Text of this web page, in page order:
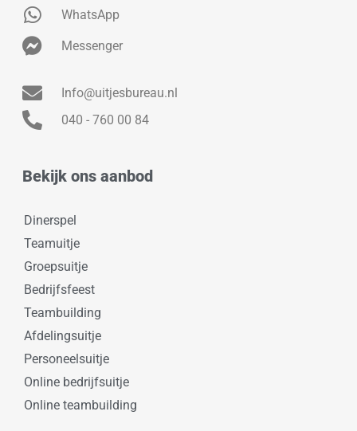
WhatsApp
Messenger
Info@uitjesbureau.nl
040 - 760 00 84
Bekijk ons aanbod
Dinerspel
Teamuitje
Groepsuitje
Bedrijfsfeest
Teambuilding
Afdelingsuitje
Personeelsuitje
Online bedrijfsuitje
Online teambuilding